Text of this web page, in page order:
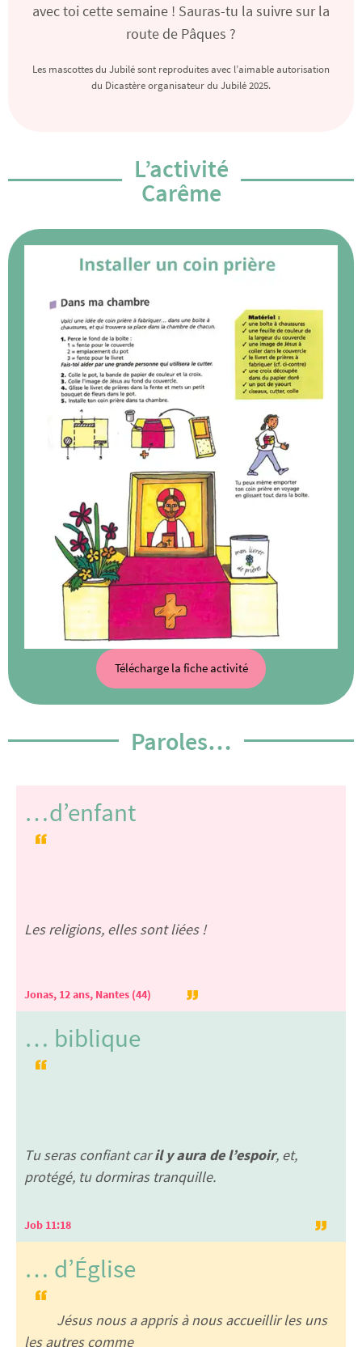
avec toi cette semaine ! Sauras-tu la suivre sur la
route de Pâques ?
Les mascottes du Jubilé sont reproduites avec l’aimable autorisation
du Dicastère organisateur du Jubilé 2025.
L’activité
Carême
Télécharge la fiche activité
Paroles…
…d’enfant
Les religions, elles sont liées !
Jonas, 12 ans, Nantes (44)
… biblique
Tu seras confiant caril y aura de l’espoir, et,
protégé, tu dormiras tranquille.
Job 11:18
… d’Église
Jésus nous a appris à nous accueillir les uns
les autres comme